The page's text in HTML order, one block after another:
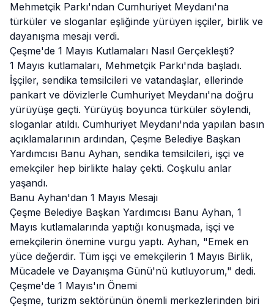
Mehmetçik Parkı'ndan Cumhuriyet Meydanı'na
türküler ve sloganlar eşliğinde yürüyen işçiler, birlik ve
dayanışma mesajı verdi.
Çeşme'de 1 Mayıs Kutlamaları Nasıl Gerçekleşti?
1 Mayıs kutlamaları, Mehmetçik Parkı'nda başladı.
İşçiler, sendika temsilcileri ve vatandaşlar, ellerinde
pankart ve dövizlerle Cumhuriyet Meydanı'na doğru
yürüyüşe geçti. Yürüyüş boyunca türküler söylendi,
sloganlar atıldı. Cumhuriyet Meydanı'nda yapılan basın
açıklamalarının ardından, Çeşme Belediye Başkan
Yardımcısı Banu Ayhan, sendika temsilcileri, işçi ve
emekçiler hep birlikte halay çekti. Coşkulu anlar
yaşandı.
Banu Ayhan'dan 1 Mayıs Mesajı
Çeşme Belediye Başkan Yardımcısı Banu Ayhan, 1
Mayıs kutlamalarında yaptığı konuşmada, işçi ve
emekçilerin önemine vurgu yaptı. Ayhan, "Emek en
yüce değerdir. Tüm işçi ve emekçilerin 1 Mayıs Birlik,
Mücadele ve Dayanışma Günü'nü kutluyorum," dedi.
Çeşme'de 1 Mayıs'ın Önemi
Çeşme, turizm sektörünün önemli merkezlerinden biri